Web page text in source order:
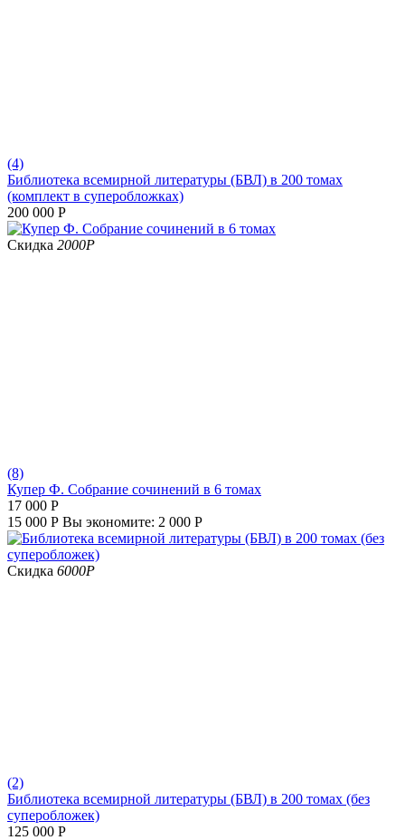
(4)
Библиотека всемирной литературы (БВЛ) в 200 томах
(комплект в суперобложках)
200 000 Р
Скидка 2000Р
(8)
Купер Ф. Собрание сочинений в 6 томах
17 000 Р
15 000 Р Вы экономите: 2 000 Р
Скидка 6000Р
(2)
Библиотека всемирной литературы (БВЛ) в 200 томах (без
суперобложек)
125 000 Р